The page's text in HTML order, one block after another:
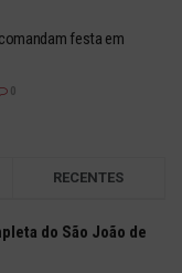
festa em
RECENTES
do São João de